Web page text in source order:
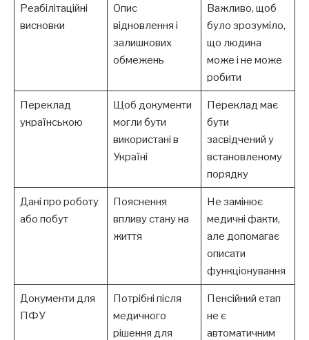
Реабілітаційні
висновки
Опис
відновлення і
залишкових
обмежень
Важливо, щоб
було зрозуміло,
що людина
може і не може
робити
Переклад
українською
Щоб документи
могли бути
використані в
Україні
Переклад має
бути
засвідчений у
встановленому
порядку
Дані про роботу
або побут
Пояснення
впливу стану на
життя
Не замінює
медичні факти,
але допомагає
описати
функціонування
Документи для
ПФУ
Потрібні після
медичного
рішення для
Пенсійний етап
не є
автоматичним